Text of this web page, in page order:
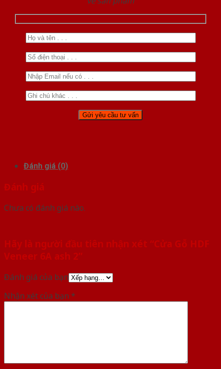
Đánh giá (0)
Đánh giá
Chưa có đánh giá nào.
Hãy là người đầu tiên nhận xét “Cửa Gỗ HDF
Veneer 6A ash 2”
Đánh giá của bạn
Nhận xét của bạn *